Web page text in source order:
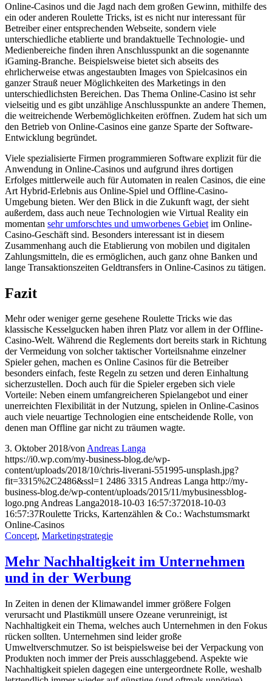
Online-Casinos und die Jagd nach dem großen Gewinn, mithilfe des
ein oder anderen Roulette Tricks, ist es nicht nur interessant für
Betreiber einer entsprechenden Webseite, sondern viele
unterschiedliche etablierte und brandaktuelle Technologie- und
Medienbereiche finden ihren Anschlusspunkt an die sogenannte
iGaming-Branche. Beispielsweise bietet sich abseits des
ehrlicherweise etwas angestaubten Images von Spielcasinos ein
ganzer Strauß neuer Möglichkeiten des Marketings in den
unterschiedlichsten Bereichen. Das Thema Online-Casino ist sehr
vielseitig und es gibt unzählige Anschlusspunkte an andere Themen,
die weitreichende Werbemöglichkeiten eröffnen. Zudem hat sich um
den Betrieb von Online-Casinos eine ganze Sparte der Software-
Entwicklung begründet.
Viele spezialisierte Firmen programmieren Software explizit für die
Anwendung in Online-Casinos und aufgrund ihres dortigen
Erfolges mittlerweile auch für Automaten in realen Casinos, die eine
Art Hybrid-Erlebnis aus Online-Spiel und Offline-Casino-
Umgebung bieten. Wer den Blick in die Zukunft wagt, der sieht
außerdem, dass auch neue Technologien wie Virtual Reality ein
momentan sehr umforschtes und umworbenes Gebiet im Online-
Casino-Geschäft sind. Besonders interessant ist in diesem
Zusammenhang auch die Etablierung von mobilen und digitalen
Zahlungsmitteln, die es ermöglichen, auch ganz ohne Banken und
lange Transaktionszeiten Geldtransfers in Online-Casinos zu tätigen.
Fazit
Mehr oder weniger gerne gesehene Roulette Tricks wie das
klassische Kesselgucken haben ihren Platz vor allem in der Offline-
Casino-Welt. Während die Reglements dort bereits stark in Richtung
der Vermeidung von solcher taktischer Vorteilsnahme einzelner
Spieler gehen, machen es Online Casinos für die Betreiber
besonders einfach, feste Regeln zu setzen und deren Einhaltung
sicherzustellen. Doch auch für die Spieler ergeben sich viele
Vorteile: Neben einem umfangreicheren Spielangebot und einer
unerreichten Flexibilität in der Nutzung, spielen in Online-Casinos
auch viele neuartige Technologien eine entscheidende Rolle, von
denen man Offline gar nicht zu träumen wagte.
3. Oktober 2018/vonAndreas Langa
https://i0.wp.com/my-business-blog.de/wp-
content/uploads/2018/10/chris-liverani-551995-unsplash.jpg?
fit=3315%2C2486&ssl=1 2486 3315Andreas Langa http://my-
business-blog.de/wp-content/uploads/2015/11/mybusinessblog-
logo.pngAndreas Langa2018-10-03 16:57:372018-10-03
16:57:37Roulette Tricks, Kartenzählen & Co.: Wachstumsmarkt
Online-Casinos
Concept, Marketingstrategie
Mehr Nachhaltigkeit im Unternehmen
und in der Werbung
In Zeiten in denen der Klimawandel immer größere Folgen
verursacht und Plastikmüll unsere Ozeane verunreinigt, ist
Nachhaltigkeit ein Thema, welches auch Unternehmen in den Fokus
rücken sollten. Unternehmen sind leider große
Umweltverschmutzer. So ist beispielsweise bei der Verpackung von
Produkten noch immer der Preis ausschlaggebend. Aspekte wie
Nachhaltigkeit spielen dagegen eine untergeordnete Rolle, weshalb